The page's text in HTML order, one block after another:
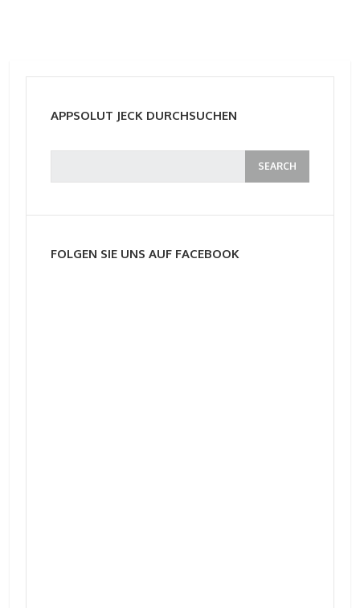
APPSOLUT JECK DURCHSUCHEN
FOLGEN SIE UNS AUF FACEBOOK